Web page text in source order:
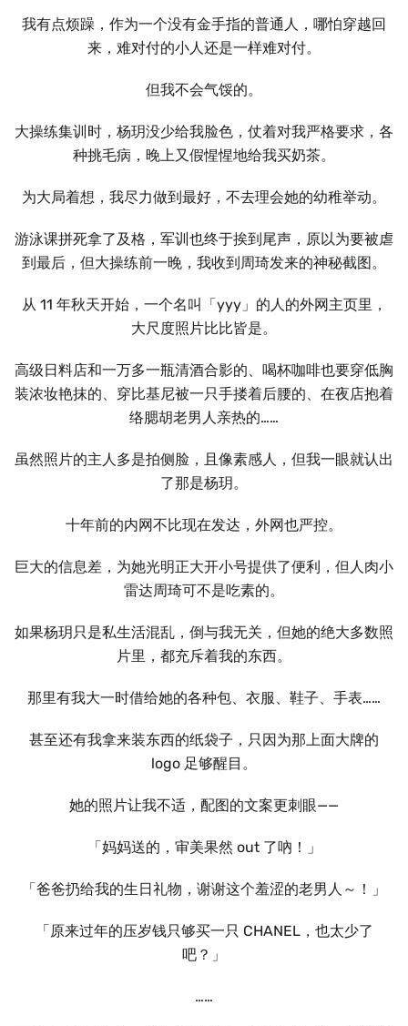
我有点烦躁，作为一个没有金手指的普通人，哪怕穿越回
来，难对付的小人还是一样难对付。
但我不会气馁的。
大操练集训时，杨玥没少给我脸色，仗着对我严格要求，各
种挑毛病，晚上又假惺惺地给我买奶茶。
为大局着想，我尽力做到最好，不去理会她的幼稚举动。
游泳课拼死拿了及格，军训也终于挨到尾声，原以为要被虐
到最后，但大操练前一晚，我收到周琦发来的神秘截图。
从 11 年秋天开始，一个名叫「yyy」的人的外网主页里，
大尺度照片比比皆是。
高级日料店和一万多一瓶清酒合影的、喝杯咖啡也要穿低胸
装浓妆艳抹的、穿比基尼被一只手搂着后腰的、在夜店抱着
络腮胡老男人亲热的……
虽然照片的主人多是拍侧脸，且像素感人，但我一眼就认出
了那是杨玥。
十年前的内网不比现在发达，外网也严控。
巨大的信息差，为她光明正大开小号提供了便利，但人肉小
雷达周琦可不是吃素的。
如果杨玥只是私生活混乱，倒与我无关，但她的绝大多数照
片里，都充斥着我的东西。
那里有我大一时借给她的各种包、衣服、鞋子、手表……
甚至还有我拿来装东西的纸袋子，只因为那上面大牌的
logo 足够醒目。
她的照片让我不适，配图的文案更刺眼——
「妈妈送的，审美果然 out 了吶！」
「爸爸扔给我的生日礼物，谢谢这个羞涩的老男人～！」
「原来过年的压岁钱只够买一只 CHANEL，也太少了
吧？」
……